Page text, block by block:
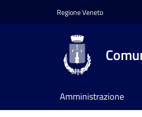
Regione Veneto
Amministrazione